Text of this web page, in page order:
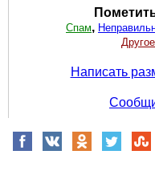
Спам,
Написать